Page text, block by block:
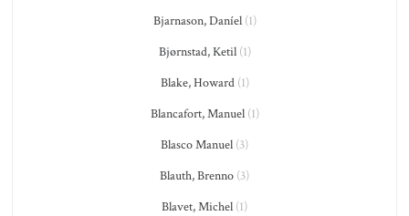
Bjarnason, Daníel(1)
Bjørnstad, Ketil(1)
Blake, Howard(1)
Blancafort, Manuel(1)
Blasco Manuel (3)
Blauth, Brenno (3)
Blavet, Michel (1)